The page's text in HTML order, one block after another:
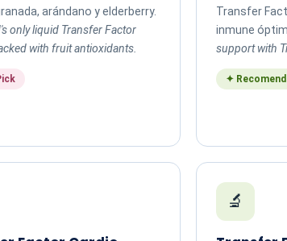
arándano y elderberry.
only liquid Transfer Factor
with fruit antioxidants.
Transfer
inmune
support with
✦
🔬